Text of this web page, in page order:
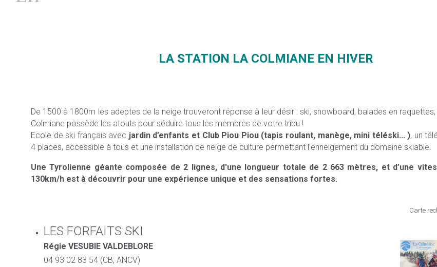
LA STATION LA COLMIANE EN HIVER
De 1500 à 1800m les adeptes de la neige trouveront réponse à leur désir : ski, snowboard, balades en
Colmiane possède les atouts pour séduire tous les membres de votre tribu !
Ecole de ski français avec jardin d’enfants et Club Piou Piou (tapis roulant, manège, mini téléski... ), un
4 places, accessible à tous et une installation de neige de culture permettant l'enneigement du domaine skiable.
Une Tyrolienne géante composée de 2 lignes, d'une longueur totale de 2 663 mètres, et d’une
130km/h est à découvrir pour une expérience unique et des sensations fortes.
Carte
LES FORFAITS SKI
Régie VESUBIE VALDEBLORE
04 93 02 83 54 (CB, ANCV)